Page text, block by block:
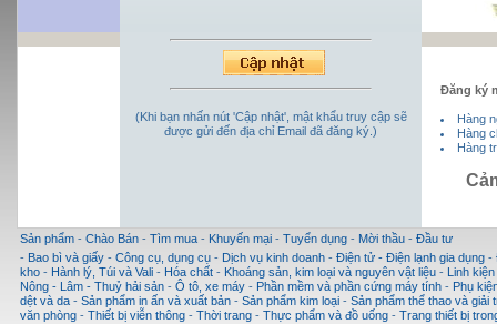
(Khi bạn nhấn nút 'Cập nhật', mật khẩu truy cập sẽ
được gửi đến địa chỉ Email đã đăng ký.)
Đăng ký
Hàng
Hàng
Hàng
Sản phẩm - Chào Bán - Tìm mua - Khuyến mại - Tuyển dụng - Mời thầu - Đầu tư
- Bao bì và giấy - Công cụ, dụng cụ - Dịch vụ kinh doanh - Điện tử - Điện lạnh gia dụng -
kho - Hành lý, Túi và Vali - Hóa chất - Khoáng sản, kim loại và nguyên vật liệu -
Linh
Nông - Lâm - Thuỷ hải sản - Ô tô, xe máy - Phần mềm và phần cứng máy tính - Phụ
dệt và da - Sản phẩm in ấn và xuất bản - Sản phẩm kim loại - Sản phẩm thể thao và giải
văn phòng - Thiết bị viễn thông - Thời trang - Thực phẩm và đồ uống - Trang thiết bị